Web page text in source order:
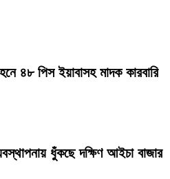
৪৮ পিস ইয়াবাসহ মাদক কারবারি
ধুঁকছে দক্ষিণ আইচা বাজার